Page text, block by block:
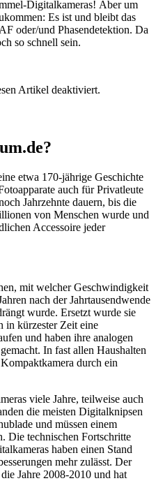
Digitalkameras! Aber um
Es ist und bleibt das
oder/und Phasendetektion. Da
so schnell sein.
Artikel deaktiviert.
etwa 170-jährige Geschichte
auch für Privatleute
Jahrzehnte dauern, bis die
von Menschen wurde und
Accessoire jeder
mit welcher Geschwindigkeit
nach der Jahrtausendwende
wurde. Ersetzt wurde sie
in kürzester Zeit eine
und haben ihre analogen
In fast allen Haushalten
durch ein
viele Jahre, teilweise auch
die meisten Digitalknipsen
und müssen einem
Die technischen Fortschritte
haben einen Stand
mehr zulässt. Der
Jahre 2008-2010 und hat